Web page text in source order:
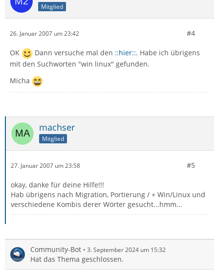
Mitglied
26. Januar 2007 um 23:42 #4
OK Dann versuche mal den ::hier::. Habe ich übrigens
mit den Suchworten "win linux" gefunden.
Micha
machser
Mitglied
27. Januar 2007 um 23:58 #5
okay, danke für deine Hilfe!!!
Hab übrigens nach Migration, Portierung / + Win/Linux und
verschiedene Kombis derer Wörter gesucht...hmm...
Community-Bot 3. September 2024 um 15:32
Hat das Thema geschlossen.